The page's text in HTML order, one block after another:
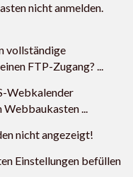
nicht anmelden.
vollständige
FTP-Zugang? ...
Webkalender
Webbaukasten ...
nicht angezeigt!
Einstellungen befüllen